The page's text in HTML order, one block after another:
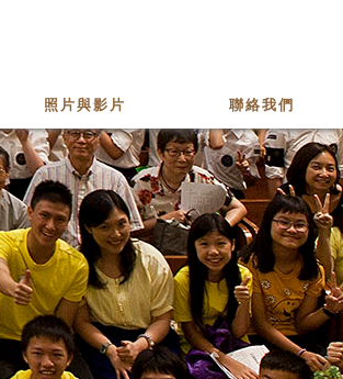
照片與影片 聯絡我們